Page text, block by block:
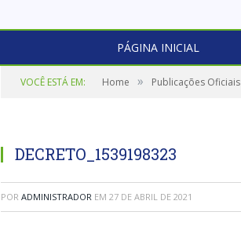
PÁGINA INICIAL
VOCÊ ESTÁ EM: Home » Publicações Oficiais
DECRETO_1539198323
POR ADMINISTRADOR EM 27 DE ABRIL DE 2021